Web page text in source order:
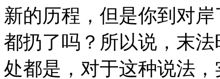
新的历程，但是你到对
都扔了吗？所以说，末
处都是，对于这种说法